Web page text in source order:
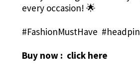
every occasion! 🌟
#FashionMustHave #headpin
Buy now : click here